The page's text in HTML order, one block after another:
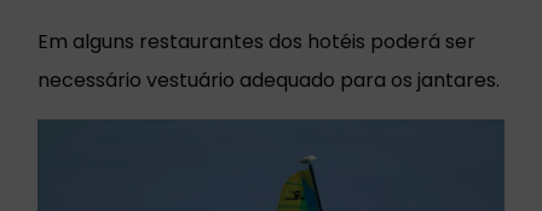
Em alguns restaurantes dos hotéis poderá ser
necessário vestuário adequado para os jantares.